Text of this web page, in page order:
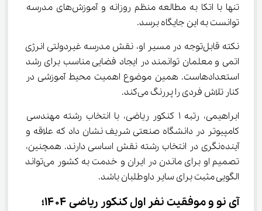
تنها با اتکا به مطالعه منظم روزانه و آموزش‌های مدرسه
توانست به این جایگاه برسد.
نکته قابل‌توجه در مسیر او، نقش مدرسه غیردولتی انرژی
اتمی و معلمان توانمند در ایجاد فضایی مناسب برای رشد
استعدادهاست. همین موضوع اهمیت محیط آموزشی در
کنار تلاش فردی را پررنگ می‌کند.
ابراهیمی، رتبه ۱ کنکور ریاضی، با انتخاب رشته مهندسی
کامپیوتر در دانشگاه صنعتی شریف نشان داد که علاقه و
آینده‌نگری در انتخاب رشته نقش اساسی دارند. همچنین،
تصمیم او برای ماندن در ایران و خدمت به کشور می‌تواند
الگویی مثبت برای سایر داوطلبان باشد.
آی نو و موفقیت نفر اول کنکور ریاضی ۱۴۰۴؛